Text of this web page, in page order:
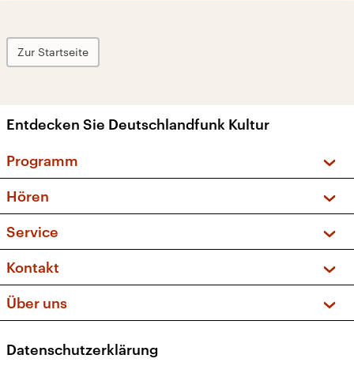
Zur Startseite
Entdecken Sie Deutschlandfunk Kultur
Programm
Sendungen und Podcasts
Musikliste
Kakadu – Das Kinderprogramm
Hören
Frequenzen (UKW + DAB+)
Service
FAQ
Apps
Newsletter
Veranstaltungen
Kontakt
Social Media
Über uns
Presse
Datenschutzerklärung